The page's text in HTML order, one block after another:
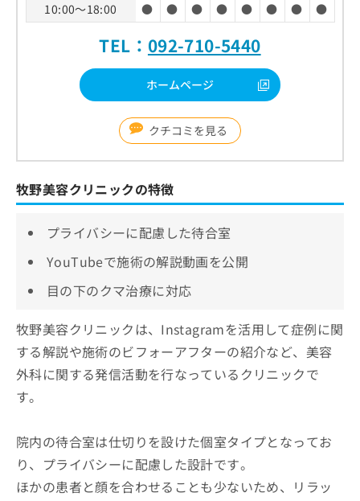
10:00～18:00
● ● ● ● ● ● ● ●
TEL： 092-710-5440
ホームページ
クチコミを見る
牧野美容クリニックの特徴
プライバシーに配慮した待合室
YouTubeで施術の解説動画を公開
目の下のクマ治療に対応
牧野美容クリニックは、Instagramを活用して症例に関
する解説や施術のビフォーアフターの紹介など、美容
外科に関する発信活動を行なっているクリニックで
す。
院内の待合室は仕切りを設けた個室タイプとなってお
り、プライバシーに配慮した設計です。
ほかの患者と顔を合わせることも少ないため、リラッ